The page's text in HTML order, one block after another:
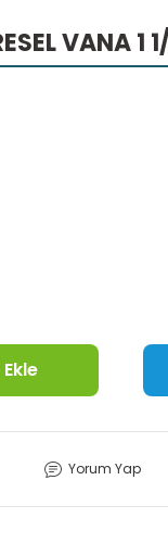
VANA 1
Yorum Yap